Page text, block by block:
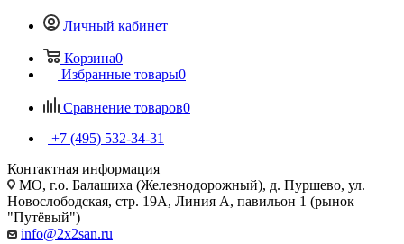
Личный кабинет
Корзина0
Избранные товары0
Сравнение товаров0
+7 (495) 532‑34‑31
Контактная информация
МО, г.о. Балашиха (Железнодорожный), д. Пуршево, ул.
Новослободская, стр. 19А, Линия А, павильон 1 (рынок
"Путёвый")
info@2x2san.ru